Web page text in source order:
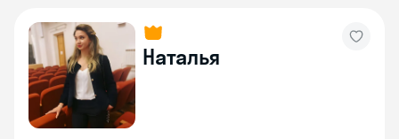
Наталья